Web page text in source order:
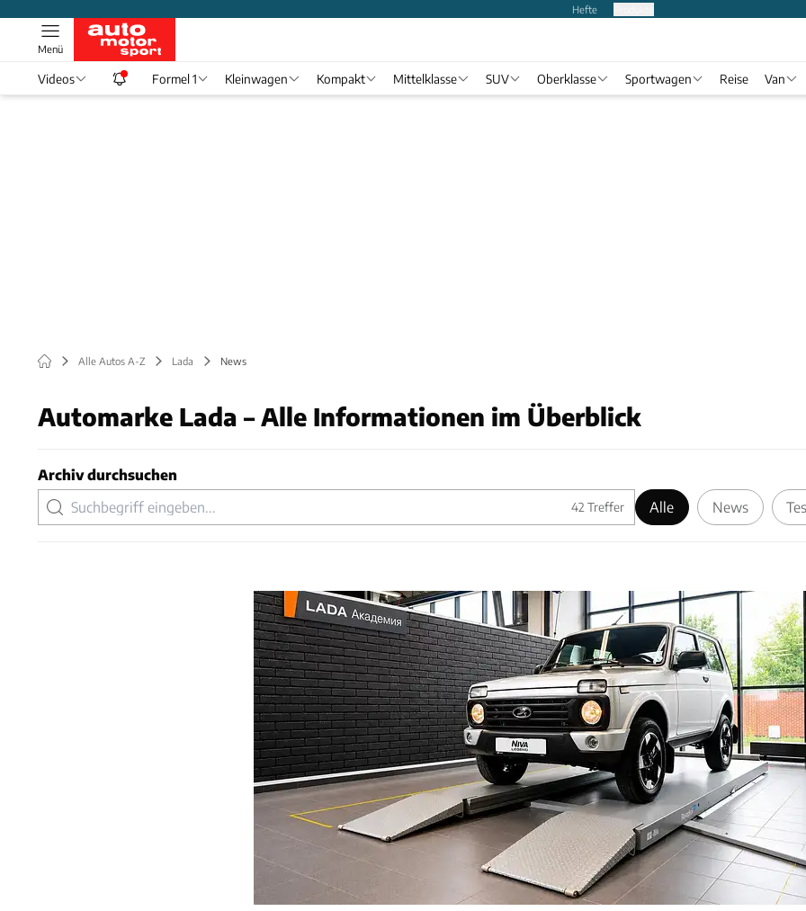
Hefte
Menü
Videos Formel 1 Kleinwagen Kompakt Mittelklasse SUV Oberklasse Sportwagen Reise Van
Alle Autos A-Z Lada News
Automarke Lada – Alle Informationen im Überblick
Archiv durchsuchen
42 Treffer Alle News